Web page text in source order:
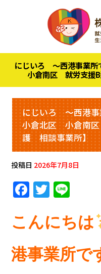
にじいろ ～西港事業
小倉南区 就労支援
にじいろ ～西港
小倉北区 小倉南
護 相談事業所】
投稿日 2026年7月8日
F
a
c
b
T
w
it
r
e
こんにちは
港事業所で